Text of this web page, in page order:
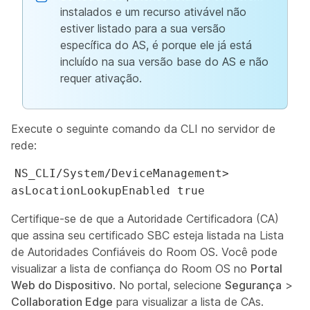
instalados e um recurso ativável não
estiver listado para a sua versão
específica do AS, é porque ele já está
incluído na sua versão base do AS e não
requer ativação.
Execute o seguinte comando da CLI no servidor de
rede:
NS_CLI/System/DeviceManagement>
asLocationLookupEnabled true
Certifique-se de que a Autoridade Certificadora (CA)
que assina seu certificado SBC esteja listada na Lista
de Autoridades Confiáveis do Room OS. Você pode
visualizar a lista de confiança do Room OS no Portal
Web do Dispositivo. No portal, selecione Segurança >
Collaboration Edge para visualizar a lista de CAs.